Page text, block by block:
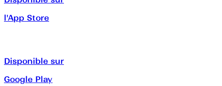
l'App Store
Disponible sur
Google Play